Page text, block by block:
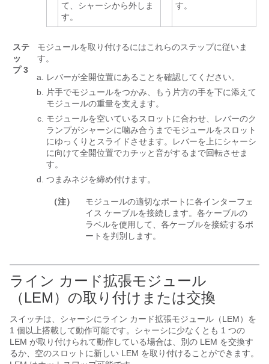
て、シャーシから外しま
す。
す。
ステ
ッ
プ 3
モジュールを取り付けるにはこれらのステップに従いま
す。
レバーが全開位置にあることを確認してください。
片手でモジュールをつかみ、もう片方の手を下に添えて
モジュールの重量を支えます。
モジュールを空いているスロットに合わせ、レバーのク
ランプがシャーシに噛み合うまでモジュールをスロット
にゆっくりとスライドさせます。レバーを上にシャーシ
に向けて全開位置でカチッと音がするまで回転させま
す。
つまみネジを締め付けます。
（注）
モジュールの適切なポートに各インターフェ
イス ケーブルを接続します。各ケーブルの
ラベルを使用して、各ケーブルを接続するポ
ートを判別します。
ライン カード拡張モジュール
（LEM）の取り付けまたは交換
スイッチは、シャーシにライン カード拡張モジュール（LEM）を
1 個以上搭載して動作可能です。シャーシに少なくとも 1 つの
LEM が取り付けられて動作している場合は、別の LEM を交換す
るか、空のスロットに新しい LEM を取り付けることができます。